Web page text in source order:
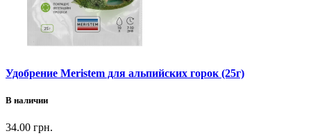
Удобрение Meristem для альпийских горок (25г)
В наличии
34.00 грн.